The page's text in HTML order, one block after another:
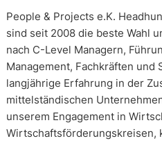
People & Projects e.K.
sind seit 2008 die beste Wahl
nach C-Level Managern,
Management, Fachkräften und
langjährige Erfahrung in der
mittelständischen
unserem Engagement in
Wirtschaftsförderungskreisen,